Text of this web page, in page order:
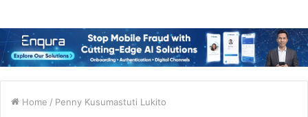
Home / Penny Kusumastuti Lukito